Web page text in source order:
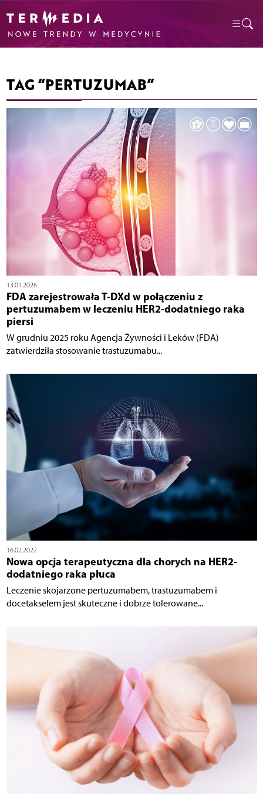
TAG “PERTUZUMAB”
13.01.2026
FDA zarejestrowała T-DXd w połączeniu z
pertuzumabem w leczeniu HER2-dodatniego raka
piersi
W grudniu 2025 roku Agencja Żywności i Leków (FDA)
zatwierdziła stosowanie trastuzumabu...
16.02.2022
Nowa opcja terapeutyczna dla chorych na HER2-
dodatniego raka płuca
Leczenie skojarzone pertuzumabem, trastuzumabem i
docetakselem jest skuteczne i dobrze tolerowane...